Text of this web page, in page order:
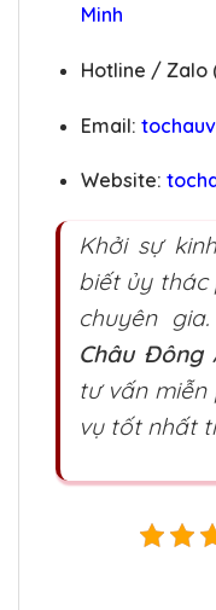
Minh
Hotline / Zalo
Email:
Website:
Khởi sự
biết ủy thác
chuyên
Châu Đông
tư vấn miễn
vụ tốt nhất